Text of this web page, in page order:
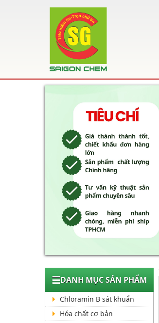
☰DANH MỤC SẢN PHẨM
Chloramin B sát khuẩn
Hóa chất cơ bản